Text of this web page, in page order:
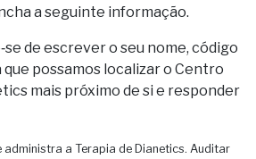
a seguinte informação.
de escrever o seu nome, código
que possamos localizar o Centro
mais próximo de si e responder
administra a Terapia de Dianetics. Auditar